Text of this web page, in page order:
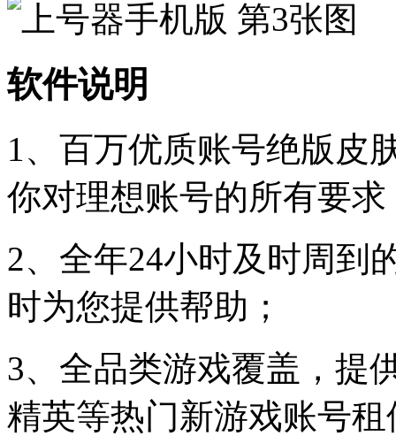
软件说明
1、百万优质账号绝版皮
你对理想账号的所有要求
2、全年24小时及时周到
时为您提供帮助；
3、全品类游戏覆盖，提
精英等热门新游戏账号租